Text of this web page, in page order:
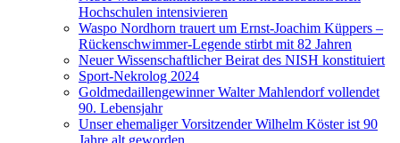
Hochschulen intensivieren
Waspo Nordhorn trauert um Ernst-Joachim Küppers –
Rückenschwimmer-Legende stirbt mit 82 Jahren
Neuer Wissenschaftlicher Beirat des NISH konstituiert
Sport-Nekrolog 2024
Goldmedaillengewinner Walter Mahlendorf vollendet
90. Lebensjahr
Unser ehemaliger Vorsitzender Wilhelm Köster ist 90
Jahre alt geworden